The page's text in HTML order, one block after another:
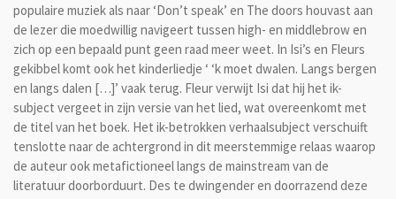
populaire muziek als naar ‘Don’t speak’ en The doors houvast aan
de lezer die moedwillig navigeert tussen high- en middlebrow en
zich op een bepaald punt geen raad meer weet. In Isi’s en Fleurs
gekibbel komt ook het kinderliedje ‘ ‘k moet dwalen. Langs bergen
en langs dalen […]’ vaak terug. Fleur verwijt Isi dat hij het ik-
subject vergeet in zijn versie van het lied, wat overeenkomt met
de titel van het boek. Het ik-betrokken verhaalsubject verschuift
tenslotte naar de achtergrond in dit meerstemmige relaas waarop
de auteur ook metafictioneel langs de mainstream van de
literatuur doorborduurt. Des te dwingender en doorrazend deze